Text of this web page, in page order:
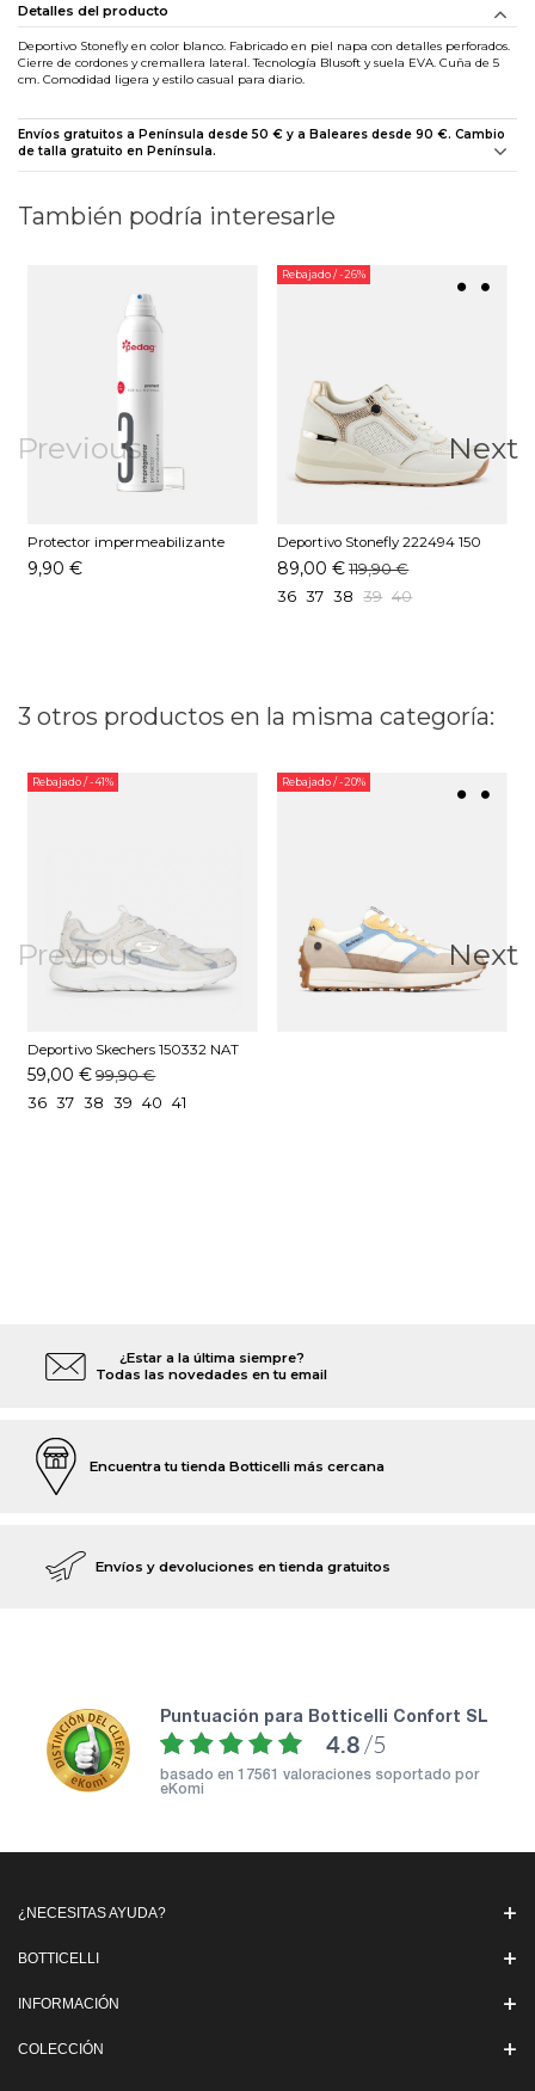
Detalles del producto
Deportivo Stonefly en color blanco. Fabricado en piel napa con detalles perforados.
Cierre de cordones y cremallera lateral. Tecnología Blusoft y suela EVA. Cuña de 5
cm. Comodidad ligera y estilo casual para diario.
Envíos gratuitos a Península desde 50 € y a Baleares desde 90 €. Cambio
de talla gratuito en Península.
También podría interesarle
Previous
Protector impermeabilizante
Pedag 250 ML
9,90 €
Rebajado/ -26%
Deportivo Stonefly 222494 150
Blanco
89,00 € 119,90 €
36 37 38 39 40
Next
3 otros productos en la misma categoría:
Previous
Rebajado/ -41%
Deportivo Skechers 150332 NAT
Natural
59,00 € 99,90 €
36 37 38 39 40 41
Rebajado/ -20%
Next
¿Estar a la última siempre?
Todas las novedades en tu email
Encuentra tu tienda Botticelli más cercana
Envíos y devoluciones en tienda gratuitos
puntuación para Botticelli Confort SL
4.8 /5
basado en 17561 valoraciones soportado por
eKomi
¿NECESITAS AYUDA?
BOTTICELLI
INFORMACIÓN
COLECCIÓN